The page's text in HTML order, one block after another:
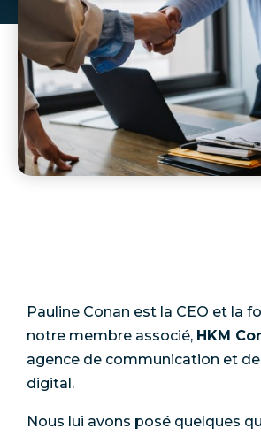
Pauline Conan est la CEO et la
notre membre associé, HKM
agence de communication et
digital.
Nous lui avons posé quelques